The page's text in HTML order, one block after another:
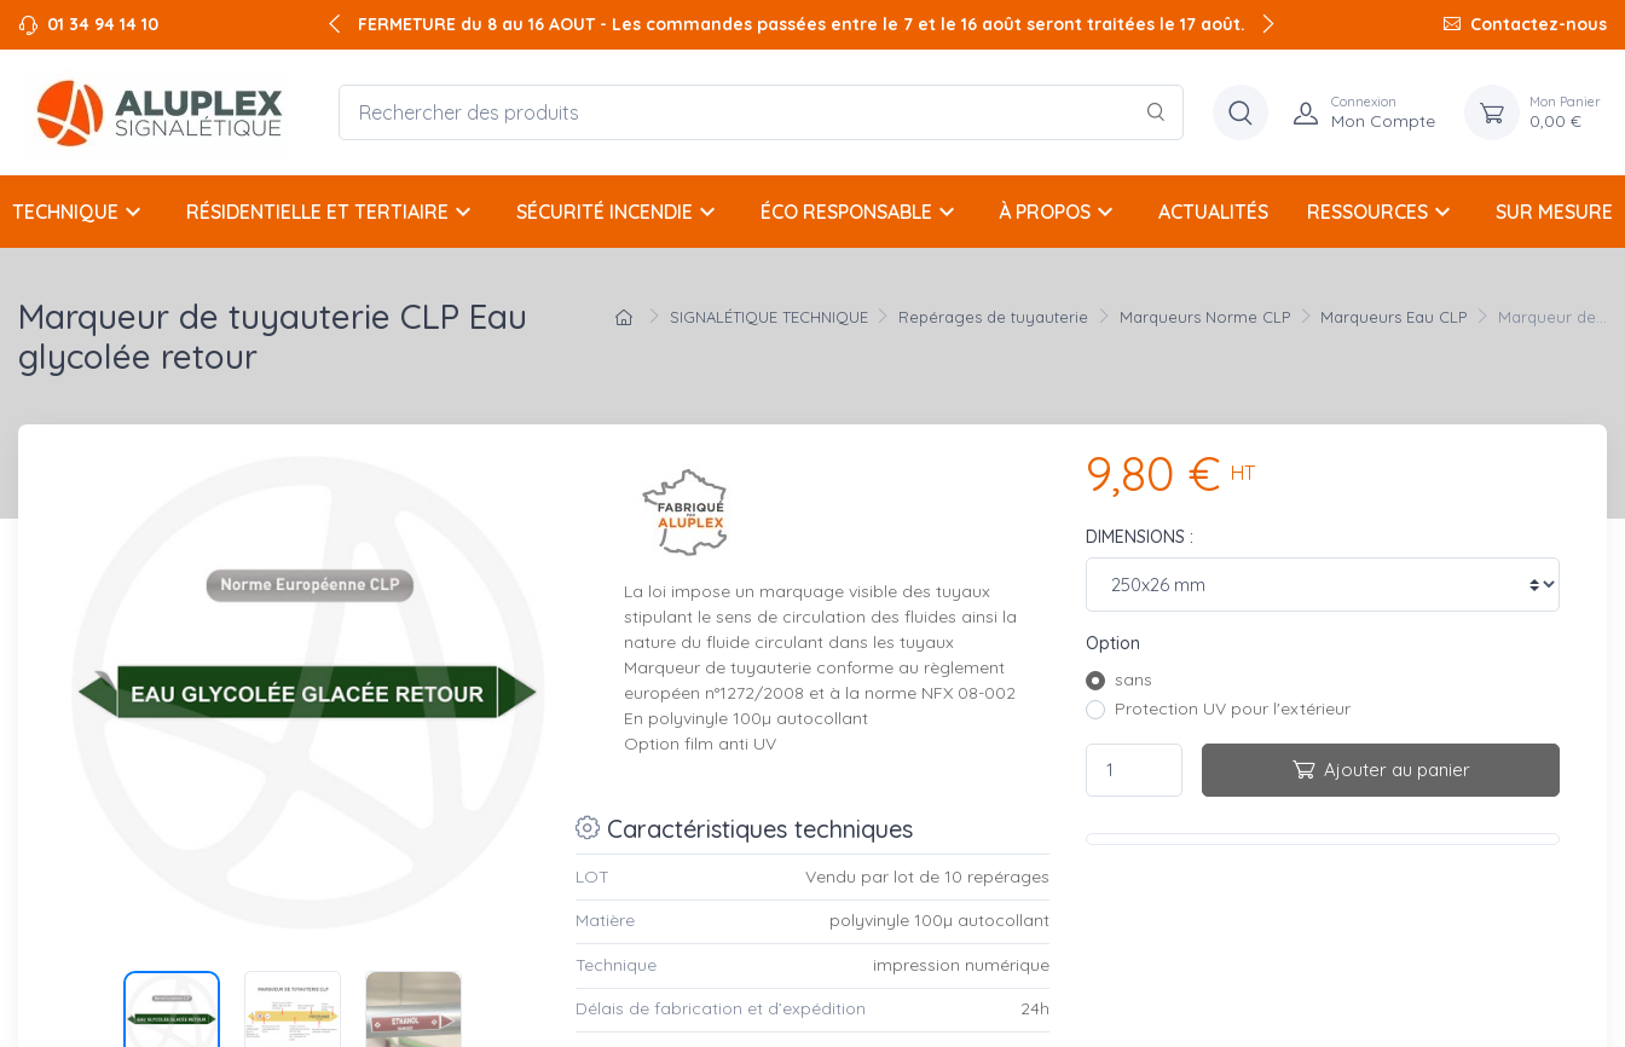
01 34 94 14 10 FERMETURE du 8 au 16 AOUT - Les commandes passées entre le 7 et le 16 août seront traitées le 17 août. Contactez-nous
Connexion
Mon Compte
Mon Panier
0,00 €
TECHNIQUE keyboard_arrow_down RÉSIDENTIELLE ET TERTIAIRE keyboard_arrow_down SÉCURITÉ INCENDIE keyboard_arrow_down ÉCO RESPONSABLE keyboard_arrow_down À PROPOS keyboard_arrow_down ACTUALITÉS RESSOURCES keyboard_arrow_down SUR MESURE
SIGNALÉTIQUE TECHNIQUE Repérages de tuyauterie Marqueurs Norme CLP Marqueurs Eau CLP Marqueur de...
Marqueur de tuyauterie CLP Eau
glycolée retour
La loi impose un marquage visible des tuyaux
stipulant le sens de circulation des fluides ainsi la
nature du fluide circulant dans les tuyaux
Marqueur de tuyauterie conforme au règlement
européen n°1272/2008 et à la norme NFX 08-002
En polyvinyle 100µ autocollant
Option film anti UV
Caractéristiques techniques
LOT Vendu par lot de 10 repérages
Matière polyvinyle 100µ autocollant
Technique impression numérique
Délais de fabrication et d’expédition 24h
9,80 € HT
DIMENSIONS :
Option
sans
Protection UV pour l'extérieur
Ajouter au panier